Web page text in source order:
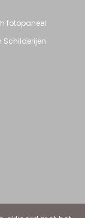
fotopaneel
Schilderijen